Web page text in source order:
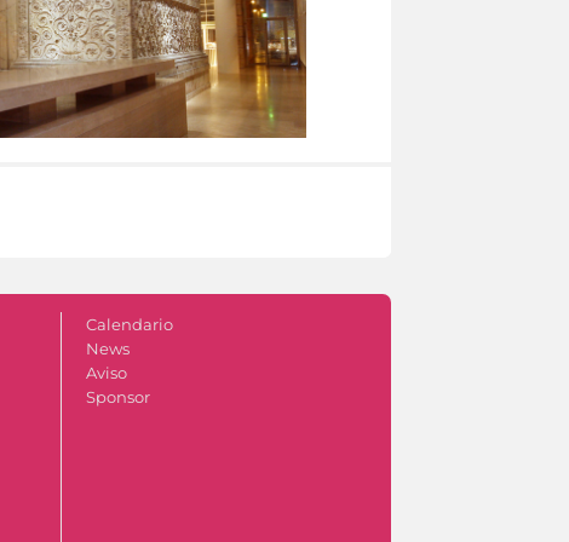
Calendario
News
Aviso
Sponsor